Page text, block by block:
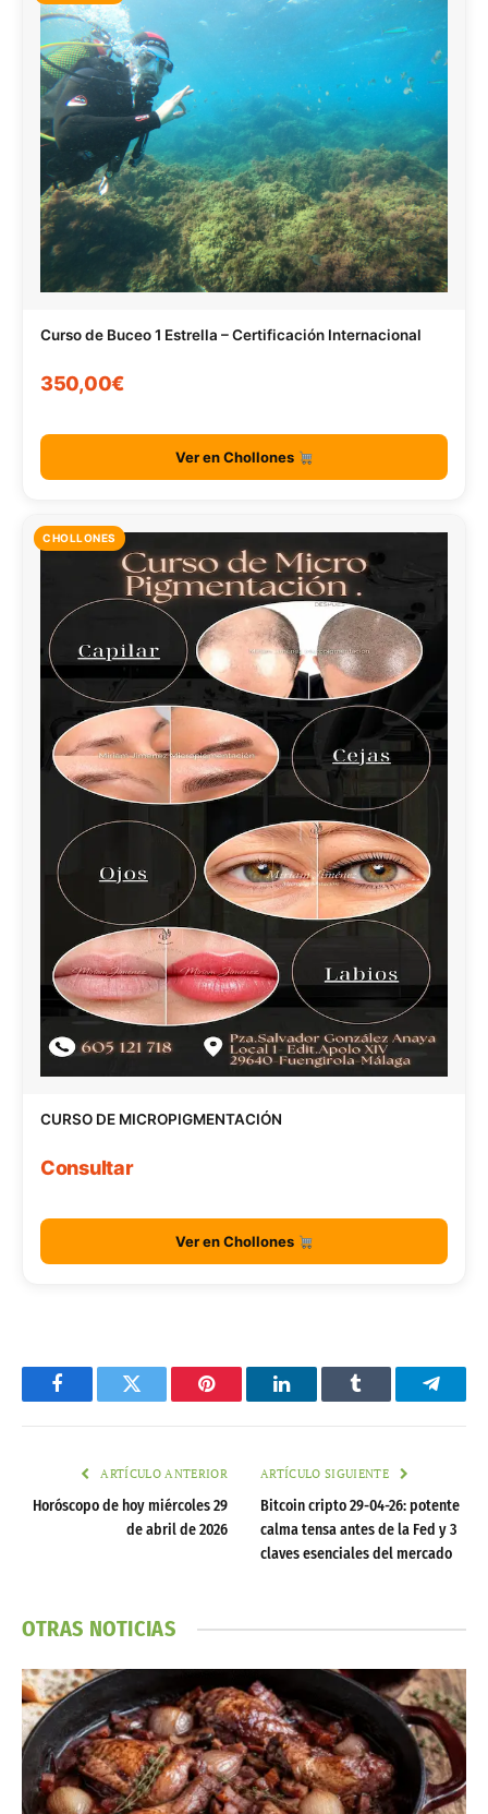
Curso de Buceo 1 Estrella – Certificación Internacional
350,00€
Ver en Chollones
CHOLLONES
CURSO DE MICROPIGMENTACIÓN
Consultar
Ver en Chollones
FacebookTwitter Pinterest LinkedInTumblr
ARTÍCULO ANTERIOR
Horóscopo de hoy miércoles 29
de abril de 2026
ARTÍCULO SIGUIENTE
Bitcoin cripto 29-04-26: potente
calma tensa antes de la Fed y 3
claves esenciales del mercado
OTRAS NOTICIAS